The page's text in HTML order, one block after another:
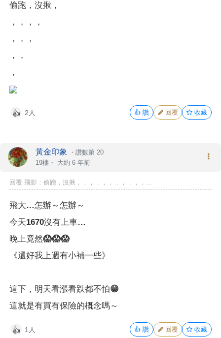
偷跑，沒揪，
，，，，
，，，
，，
，
👍 2人 👍 讚 回覆 收藏
黃金印象 ・ 讚數第 20
19樓・ 大約 6 年前
回覆 飛影：偷跑，沒揪，，，，，，，，，，，...
飛大…怎辦～怎辦～
今天1670沒有上車…
晚上竟然😱😱😱
《還好我上週有小補一些》
這下，明天看漲看跌都不怕😁
這就是有買有保險的概念嗎～
👍 1人 👍 讚 回覆 收藏